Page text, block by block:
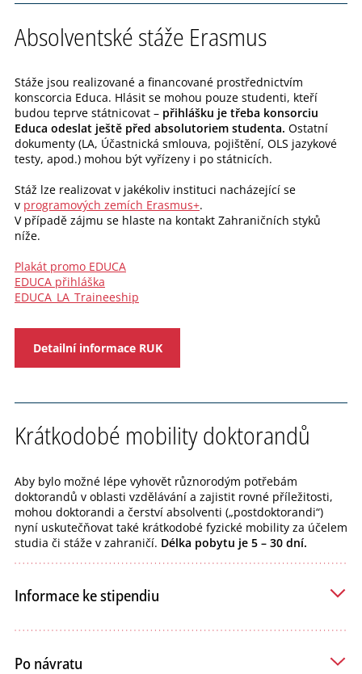
Absolventské stáže Erasmus
Stáže jsou realizované a financované prostřednictvím
konscorcia Educa. Hlásit se mohou pouze studenti, kteří
budou teprve státnicovat – přihlášku je třeba konsorciu
Educa odeslat ještě před absolutoriem studenta. Ostatní
dokumenty (LA, Účastnická smlouva, pojištění, OLS jazykové
testy, apod.) mohou být vyřízeny i po státnicích.
Stáž lze realizovat v jakékoliv instituci nacházející se
v programových zemích Erasmus+.
V případě zájmu se hlaste na kontakt Zahraničních styků
níže.
Plakát promo EDUCA
EDUCA přihláška
EDUCA_LA_Traineeship
Detailní informace RUK
Krátkodobé mobility doktorandů
Aby bylo možné lépe vyhovět různorodým potřebám
doktorandů v oblasti vzdělávání a zajistit rovné příležitosti,
mohou doktorandi a čerství absolventi („postdoktorandi“)
nyní uskutečňovat také krátkodobé fyzické mobility za účelem
studia či stáže v zahraničí. Délka pobytu je 5 – 30 dní.
Informace ke stipendiu
Po návratu